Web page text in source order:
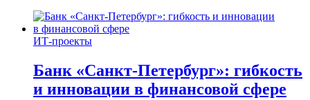
ИТ-проекты
Банк «Санкт-Петербург»: гибкость
и инновации в финансовой сфере